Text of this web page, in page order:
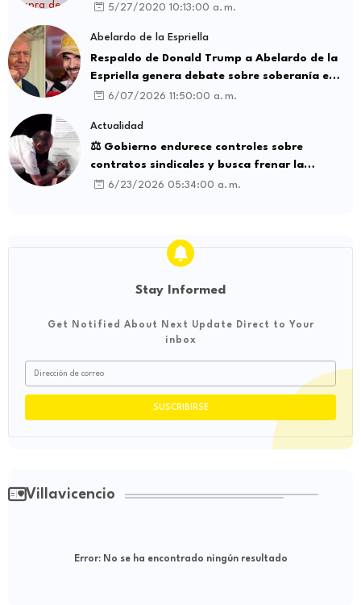
5/27/2020 10:13:00 a. m.
Abelardo de la Espriella
Respaldo de Donald Trump a Abelardo de la
Espriella genera debate sobre soberanía e
influencia internacional
6/07/2026 11:50:00 a. m.
Actualidad
⚖️ Gobierno endurece controles sobre
contratos sindicales y busca frenar la
intermediación laboral ilegal
6/23/2026 05:34:00 a. m.
Stay Informed
Get Notified About Next Update Direct to Your
inbox
Villavicencio
Error:No se ha encontrado ningún resultado